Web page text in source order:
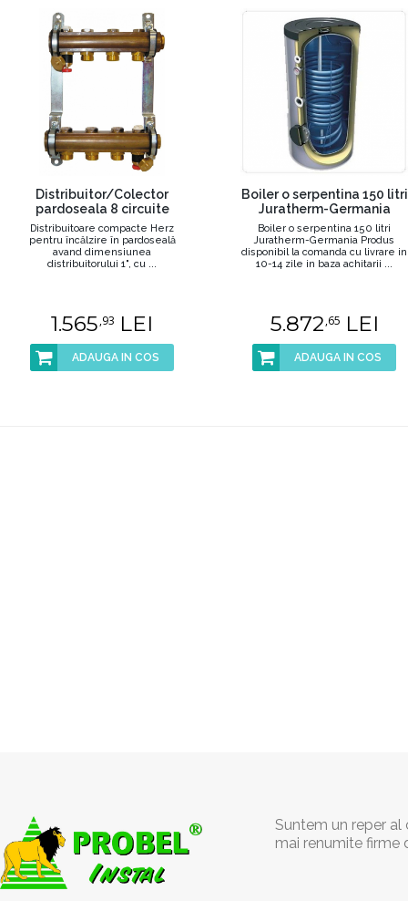
Distribuitor/Colector
pardoseala 8 circuite
Distribuitoare compacte Herz
pentru încălzire în pardoseală
avand dimensiunea
distribuitorului 1", cu ...
1.565,93 LEI
ADAUGA IN COS
Boiler o serpentina 150 litri
Juratherm-Germania
Boiler o serpentina 150 litri
Juratherm-Germania Produs
disponibil la comanda cu livrare in
10-14 zile in baza achitarii ...
5.872,65LEI
ADAUGA IN COS
Suntem un reper
mai renumite firme